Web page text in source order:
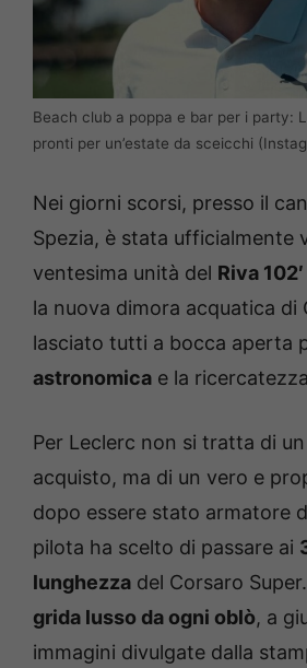
Beach club a poppa e bar per i party:
pronti per un’estate da sceicchi
Nei giorni scorsi, presso il
Spezia, è stata ufficialmente
ventesima unità del Riva
la nuova dimora acquatica di
lasciato tutti a bocca aperta
astronomica e la
Per Leclerc non si tratta di
acquisto, ma di un vero e
dopo essere stato armatore
pilota ha scelto di passare ai
lunghezza del Corsaro
grida lusso da ogni oblò, a
immagini divulgate dalla